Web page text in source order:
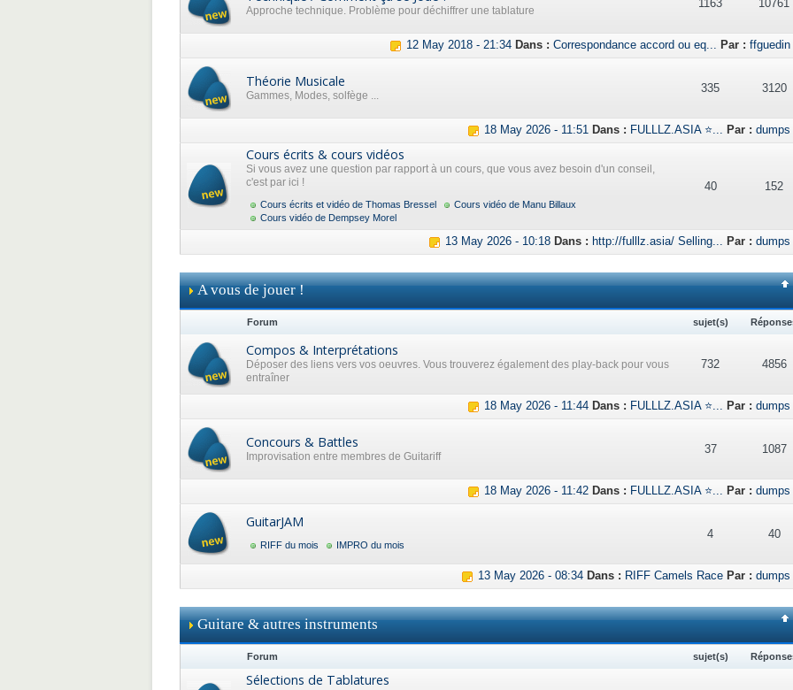
Approche technique. Problème pour déchiffrer une tablature
1163 10761
12 May 2018 - 21:34 Dans : Correspondance accord ou eq... Par : ffguedin
Théorie Musicale
Gammes, Modes, solfège ...
335 3120
18 May 2026 - 11:51 Dans : FULLLZ.ASIA ⭐... Par : dumps
Cours écrits & cours vidéos
Si vous avez une question par rapport à un cours, que vous avez besoin d'un conseil,
c'est par ici !
Cours écrits et vidéo de Thomas Bressel
Cours vidéo de Manu Billaux
Cours vidéo de Dempsey Morel
40 152
13 May 2026 - 10:18 Dans : http://fulllz.asia/ Selling... Par : dumps
A vous de jouer !
Forum sujet(s)
Compos & Interprétations
Déposer des liens vers vos oeuvres. Vous trouverez également des play-back pour vous
entraîner
732 4856
18 May 2026 - 11:44 Dans : FULLLZ.ASIA ⭐... Par : dumps
Concours & Battles
Improvisation entre membres de Guitariff
37 1087
18 May 2026 - 11:42 Dans : FULLLZ.ASIA ⭐... Par : dumps
GuitarJAM
RIFF du mois IMPRO du mois
4 40
13 May 2026 - 08:34 Dans : RIFF Camels Race Par : dumps
Guitare & autres instruments
Forum sujet(s)
Sélections de Tablatures